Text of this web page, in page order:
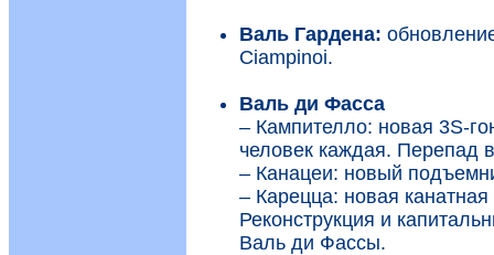
Валь Гардена:
Ciampinoi.
Валь ди Фасса
– Кампителло: новая 3S-
человек каждая. Перепад
– Канацеи: новый
– Карецца: новая
Реконструкция и
Валь ди Фассы.